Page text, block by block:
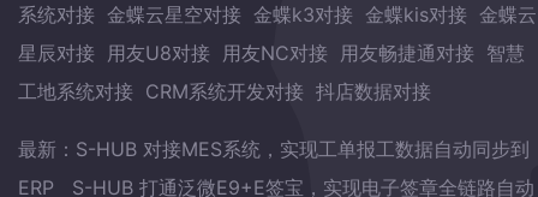
系统对接 金蝶云星空对接 金蝶k3对接 金蝶kis对接 金蝶云
星辰对接 用友U8对接 用友NC对接 用友畅捷通对接 智慧
工地系统对接 CRM系统开发对接 抖店数据对接
最新： S-HUB 对接MES系统，实现工单报工数据自动同步到
ERP
S-HUB 打通泛微E9+E签宝，实现电子签章全链路自动